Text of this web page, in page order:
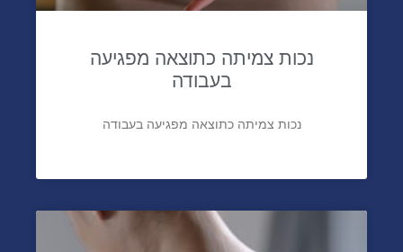
נכות צמיתה כתוצאה מפגיעה
בעבודה
נכות צמיתה כתוצאה מפגיעה בעבודה